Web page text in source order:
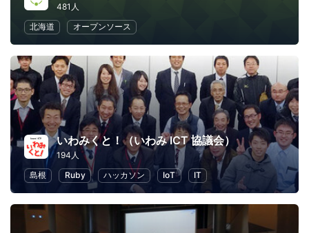
481人
北海道
オープンソース
いわみくと！（いわみ ICT 協議会）
194人
島根
Ruby ハッカソン IoT IT